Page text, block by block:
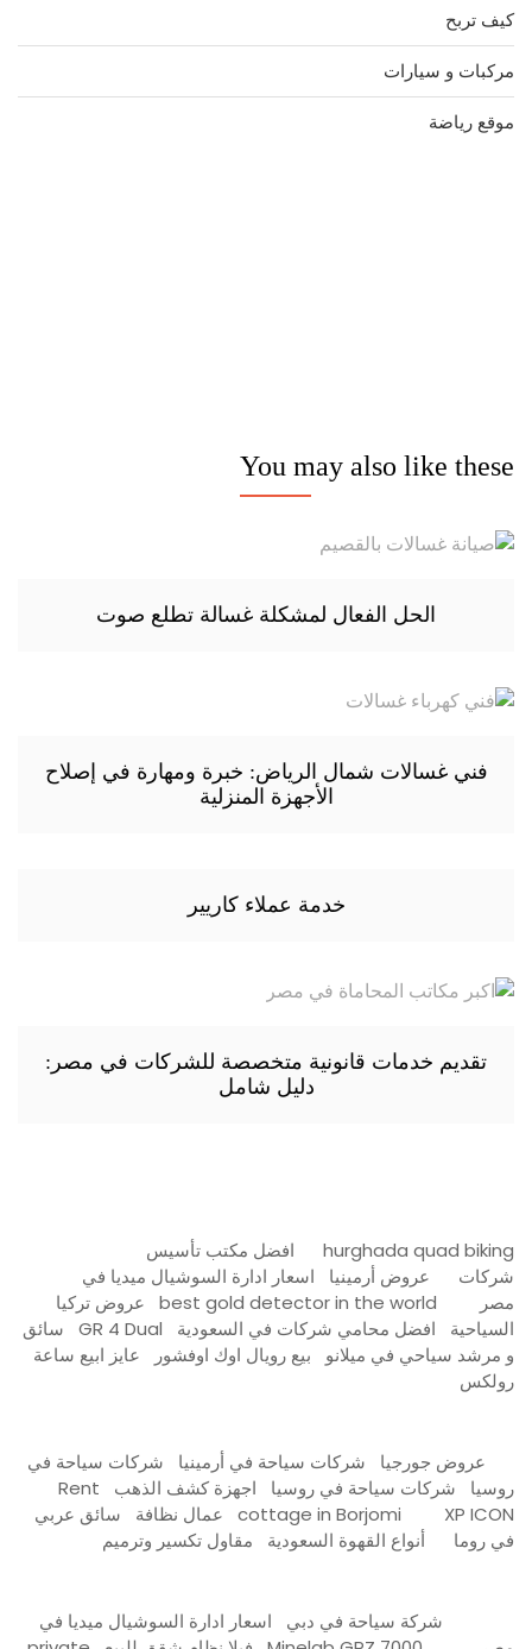
كيف تربح
مركبات و سيارات
موقع رياضة
You may also like these
الحل الفعال لمشكلة غسالة تطلع صوت
فني غسالات شمال الرياض: خبرة ومهارة في إصلاح
الأجهزة المنزلية
خدمة عملاء كاريير
تقديم خدمات قانونية متخصصة للشركات في مصر:
دليل شامل
hurghada quad biking
افضل مكتب تأسيس
شركات
عروض أرمينيا
اسعار ادارة السوشيال ميديا في
مصر
best gold detector in the world
عروض تركيا
السياحية
افضل محامي شركات في السعودية GR 4 Dual
سائق
و مرشد سياحي في ميلانو
بيع رويال اوك اوفشور
عايز ابيع ساعة
رولكس
عروض جورجيا شركات سياحة في أرمينيا
شركات سياحة في
روسيا
شركات سياحة في روسيا اجهزة كشف الذهب
Rent
cottage in Borjomi
XP ICON عمال نظافة
سائق عربي
في روما
أنواع القهوة السعودية مقاول تكسير وترميم
شركة سياحة في دبي
اسعار ادارة السوشيال ميديا في